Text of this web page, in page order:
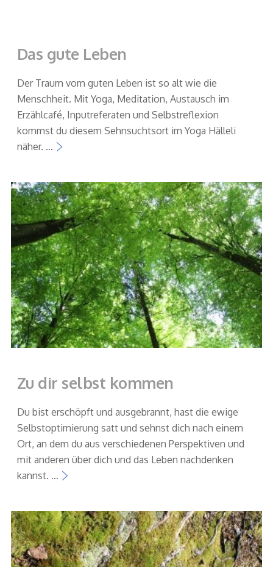
Das gute Leben
Der Traum vom guten Leben ist so alt wie die
Menschheit. Mit Yoga, Meditation, Austausch im
Erzählcafé, Inputreferaten und Selbstreflexion
kommst du diesem Sehnsuchtsort im Yoga Hälleli
näher. …
Zu dir selbst kommen
Du bist erschöpft und ausgebrannt, hast die ewige
Selbstoptimierung satt und sehnst dich nach einem
Ort, an dem du aus verschiedenen Perspektiven und
mit anderen über dich und das Leben nachdenken
kannst. …